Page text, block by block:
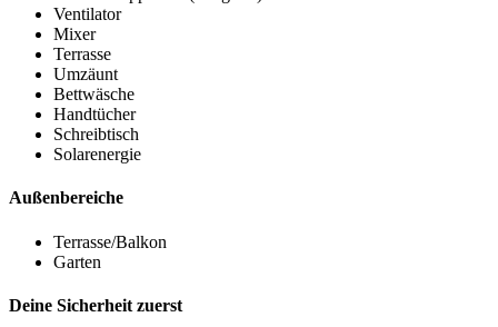
Ventilator
Mixer
Terrasse
Umzäunt
Bettwäsche
Handtücher
Schreibtisch
Solarenergie
Außenbereiche
Terrasse/Balkon
Garten
Deine Sicherheit zuerst